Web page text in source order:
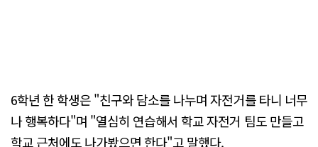
6학년 한 학생은 "친구와 담소를 나누며 자전거를 타니 너무
나 행복하다"며 "열심히 연습해서 학교 자전거 팀도 만들고
학교 근처에도 나가봤으면 한다"고 말했다.